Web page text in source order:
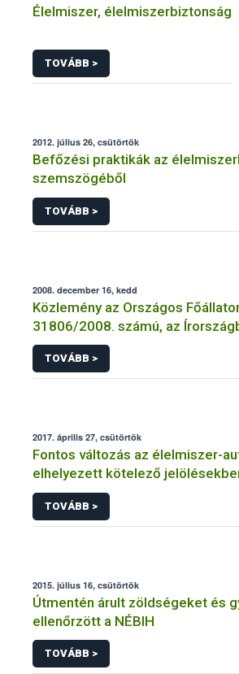
Élelmiszer, élelmiszerbiztonság
TOVÁBB >
2012. július 26, csütörtök
Befőzési praktikák az
szemszögéből
TOVÁBB >
2008. december 16, kedd
Közlemény az Országos
31806/2008. számú, az
sertéshúsra és abból készült
vonatkozó határozatáról
TOVÁBB >
2017. április 27, csütörtök
Fontos változás az élelmiszer-
elhelyezett kötelező
TOVÁBB >
2015. július 16, csütörtök
Útmentén árult zöldségeket és
ellenőrzött a NÉBIH
TOVÁBB >